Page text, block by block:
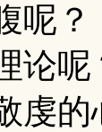
呢
论
虔的